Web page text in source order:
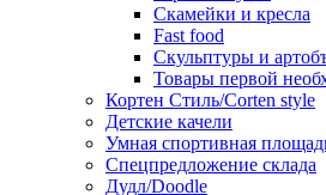
Скамейки и кресла
Fast food
Скульптуры и
Товары первой
Кортен Стиль/Corten style
Детские качели
Умная спортивная
Спецпредложение склада
Дудл/Doodle